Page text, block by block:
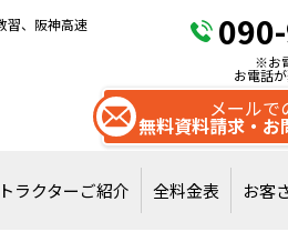
習、阪神高速
※お
お電話
メールで
無料資料請求・お
ラクターご紹介 全料金表 お客